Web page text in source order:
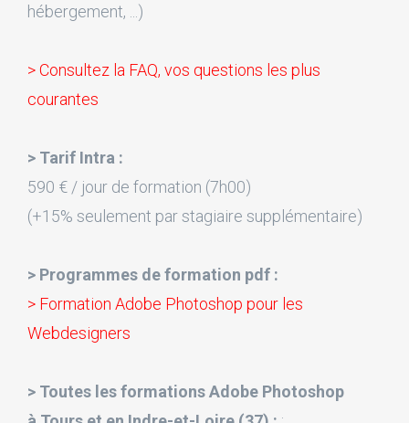
hébergement, ...)
> Consultez la FAQ, vos questions les plus
courantes
> Tarif Intra :
590 € / jour de formation (7h00)
(+15% seulement par stagiaire supplémentaire)
> Programmes de formation pdf :
> Formation Adobe Photoshop pour les
Webdesigners
> Toutes les formations Adobe Photoshop